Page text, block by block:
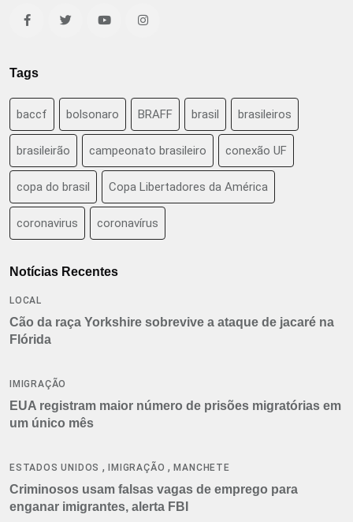
Tags
baccf bolsonaro BRAFF brasil brasileiros
brasileirão campeonato brasileiro conexão UF
copa do brasil Copa Libertadores da América
coronavirus coronavírus
Notícias Recentes
LOCAL
Cão da raça Yorkshire sobrevive a ataque de jacaré na
Flórida
IMIGRAÇÃO
EUA registram maior número de prisões migratórias em
um único mês
ESTADOS UNIDOS ,IMIGRAÇÃO ,MANCHETE
Criminosos usam falsas vagas de emprego para
enganar imigrantes, alerta FBI